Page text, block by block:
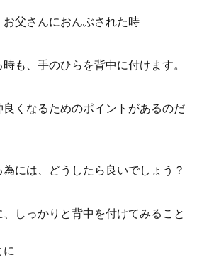
父さんにおんぶされた時
も、手のひらを背中に付けます。
くなるためのポイントがあるのだ
には、どうしたら良いでしょう？
しっかりと背中を付けてみること
に